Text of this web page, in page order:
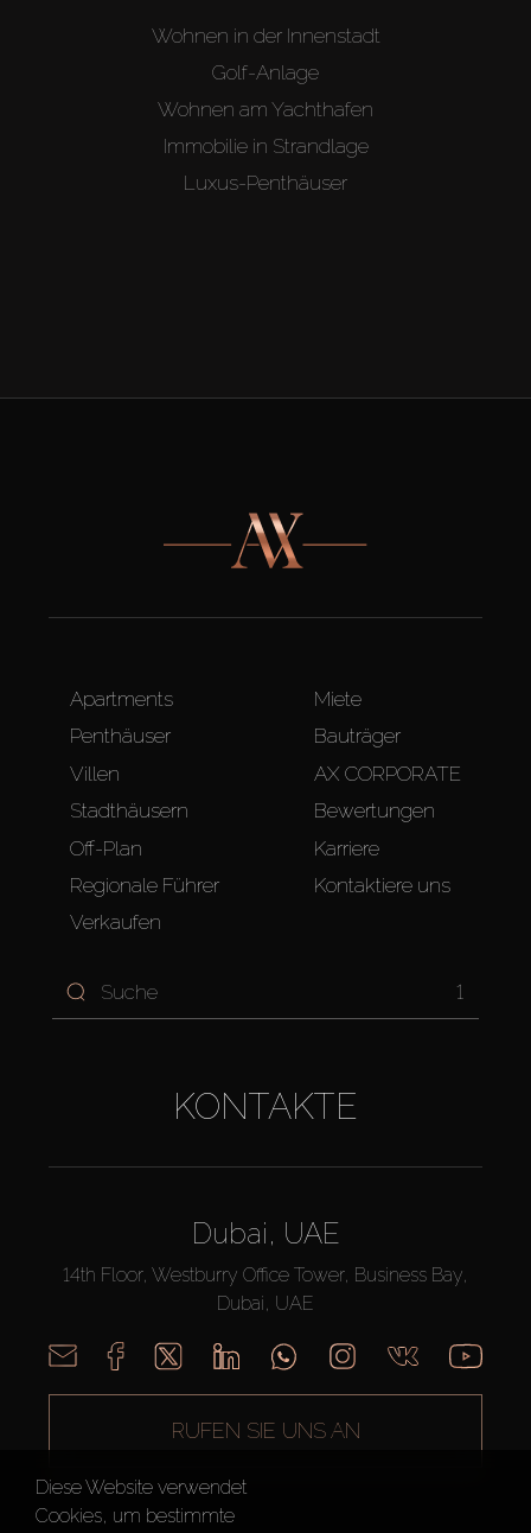
Wohnen in der Innenstadt
Golf-Anlage
Wohnen am Yachthafen
Immobilie in Strandlage
Luxus-Penthäuser
Apartments
Penthäuser
Villen
Stadthäusern
Off-Plan
Regionale Führer
Verkaufen
Miete
Bauträger
AX CORPORATE
Bewertungen
Karriere
Kontaktiere uns
1
KONTAKTE
Dubai, UAE
14th Floor, Westburry Office Tower, Business Bay,
Dubai, UAE
RUFEN SIE UNS AN
Diese Website verwendet
Cookies, um bestimmte